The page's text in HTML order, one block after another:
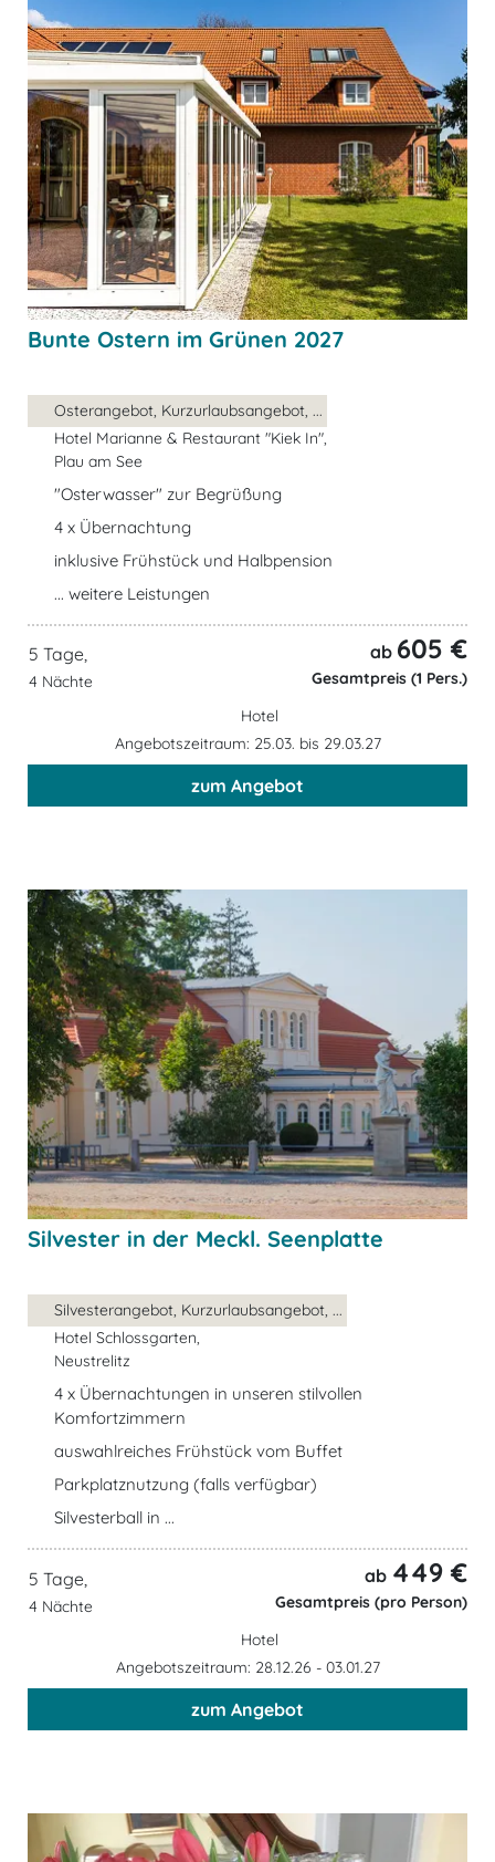
Bunte Ostern im Grünen 2027
Osterangebot, Kurzurlaubsangebot, ...
Hotel Marianne & Restaurant "Kiek In",
Plau am See
"Osterwasser" zur Begrüßung
4 x Übernachtung
inklusive Frühstück und Halbpension
... weitere Leistungen
5 Tage,
4 Nächte
ab 605 €
Gesamtpreis (1 Pers.)
Hotel
Angebotszeitraum: 25.03. bis 29.03.27
zum Angebot
Silvester in der Meckl. Seenplatte
Silvesterangebot, Kurzurlaubsangebot, ...
Hotel Schlossgarten,
Neustrelitz
4 x Übernachtungen in unseren stilvollen
Komfortzimmern
auswahlreiches Frühstück vom Buffet
Parkplatznutzung (falls verfügbar)
Silvesterball in ...
5 Tage,
4 Nächte
ab 449 €
Gesamtpreis (pro Person)
Hotel
Angebotszeitraum: 28.12.26 - 03.01.27
zum Angebot